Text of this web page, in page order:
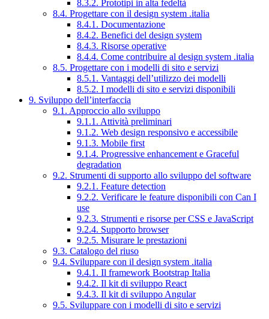
8.3.2. Prototipi in alta fedeltà
8.4. Progettare con il design system .italia
8.4.1. Documentazione
8.4.2. Benefici del design system
8.4.3. Risorse operative
8.4.4. Come contribuire al design system .italia
8.5. Progettare con i modelli di sito e servizi
8.5.1. Vantaggi dell’utilizzo dei modelli
8.5.2. I modelli di sito e servizi disponibili
9. Sviluppo dell’interfaccia
9.1. Approccio allo sviluppo
9.1.1. Attività preliminari
9.1.2. Web design responsivo e accessibile
9.1.3. Mobile first
9.1.4. Progressive enhancement e Graceful
degradation
9.2. Strumenti di supporto allo sviluppo del software
9.2.1. Feature detection
9.2.2. Verificare le feature disponibili con Can I
use
9.2.3. Strumenti e risorse per CSS e JavaScript
9.2.4. Supporto browser
9.2.5. Misurare le prestazioni
9.3. Catalogo del riuso
9.4. Sviluppare con il design system .italia
9.4.1. Il framework Bootstrap Italia
9.4.2. Il kit di sviluppo React
9.4.3. Il kit di sviluppo Angular
9.5. Sviluppare con i modelli di sito e servizi